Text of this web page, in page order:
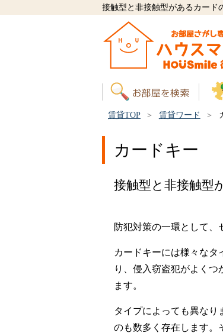
接触型と非接触型があるカード
賃貸TOP 賃貸ワード
カードキー
接触型と非接触型
防犯対策の一環として、
カードキーには様々な
り、侵入窃盗犯がよくつ
ます。
タイプによっても異な
のも数多く存在します。